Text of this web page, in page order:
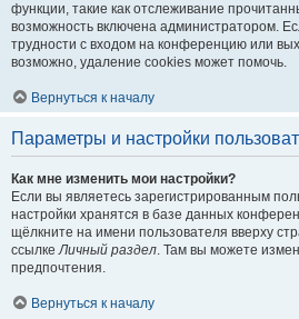
функции, такие как отслеживание
возможность включена администратором.
трудности с входом на конференцию или
возможно, удаление cookies может помочь.
Вернуться к началу
Параметры и настройки
Как мне изменить мои настройки?
Если вы являетесь зарегистрированным
настройки хранятся в базе данных
щёлкните на имени пользователя вверху
ссылкеЛичный раздел. Там вы можете
предпочтения.
Вернуться к началу